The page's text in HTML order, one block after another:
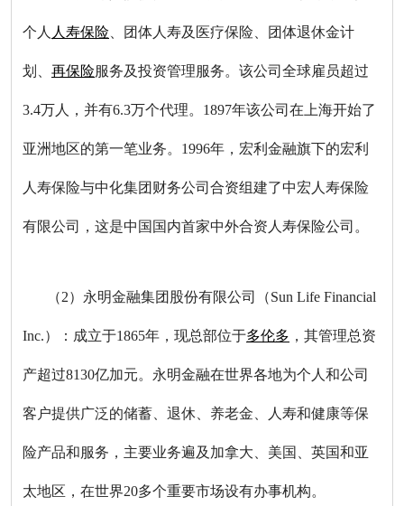
个人 人寿保险 、团体人寿及医疗保险、团体退休金计
划、 再保险服务及投资管理服务。该公司全球雇员超过
3.4万人，并有6.3万个代理。1897年该公司在上海开始了
亚洲地区的第一笔业务。1996年，宏利金融旗下的宏利
人寿保险与中化集团财务公司合资组建了中宏人寿保险
有限公司，这是中国国内首家中外合资人寿保险公司。
（2）永明金融集团股份有限公司（Sun Life Financial
Inc.）：成立于1865年，现总部位于多伦多 ，其管理总资
产超过8130亿加元。永明金融在世界各地为个人和公司
客户提供广泛的储蓄、退休、养老金、人寿和健康等保
险产品和服务，主要业务遍及加拿大、美国、英国和亚
太地区，在世界20多个重要市场设有办事机构。